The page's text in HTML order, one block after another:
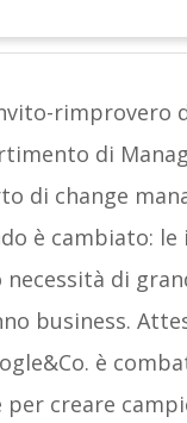
di
di change
è cambiato:
necessità di
business.
è
creare